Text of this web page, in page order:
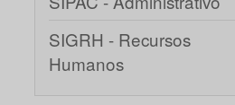
SIGRH - Recursos
Humanos